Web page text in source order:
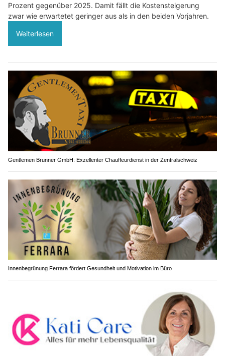
Prozent gegenüber 2025. Damit fällt die Kostensteigerung
zwar wie erwartetet geringer aus als in den beiden Vorjahren.
Weiterlesen
Gentlemen Brunner GmbH: Exzellenter Chauffeurdienst in der Zentralschweiz
Innenbegrünung Ferrara fördert Gesundheit und Motivation im Büro